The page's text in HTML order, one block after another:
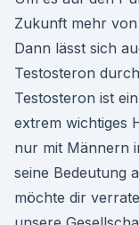
Zukunft mehr
Dann lässt sich
Testosteron
Testosteron ist
extrem wichtiges
nur mit Männern
seine Bedeutung
möchte dir